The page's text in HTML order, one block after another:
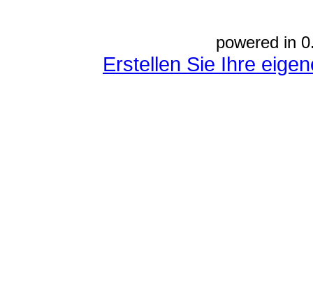
powered in
Erstellen Sie Ihre